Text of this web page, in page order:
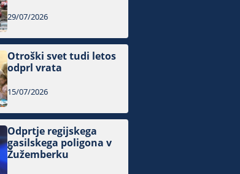
29/07/2026
Otroški svet tudi letos
odprl vrata
15/07/2026
Odprtje regijskega
gasilskega poligona v
Žužemberku